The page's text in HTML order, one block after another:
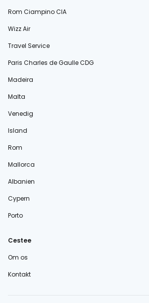
Rom Ciampino CIA
Wizz Air
Travel Service
Paris Charles de Gaulle CDG
Madeira
Malta
Venedig
Island
Rom
Mallorca
Albanien
Cypern
Porto
Cestee
Om os
Kontakt